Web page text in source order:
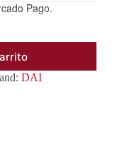
Pago.
DAI